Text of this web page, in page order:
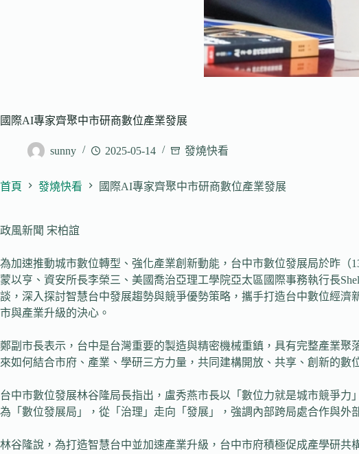
國際AI專家齊聚中市研商數位產業發展
sunny 2025-05-14 發燒快看
首頁 發燒快看 國際AI專家齊聚中市研商數位產業發展
政風新聞 宋柏誼
為加速推動城市數位轉型、強化產業創新動能，台中市數位發展局於昨
蒙以亨、資安所長李榮三、美國喬治亞理工學院亞太區國際事務執行長
談，深入探討智慧台中發展趨勢與競爭優勢策略，攜手打造台中數位經
市與產業升級的決心。
鄭副市長表示，台中是台灣重要的製造與精密機械重鎮，具有完整產業
來如何結合市府、產業、學研三方力量，共同建構開放、共享、創新的
台中市數位發展林谷隆局長指出，盧秀燕市長以「數位力就是城市競爭
為「數位發展局」，從「治理」走向「發展」，強調內部跨局處合作與
林谷隆說，為打造智慧台中並加速產業升級，台中市府積極促成產學研